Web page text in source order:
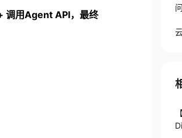
调用Agent API，最终